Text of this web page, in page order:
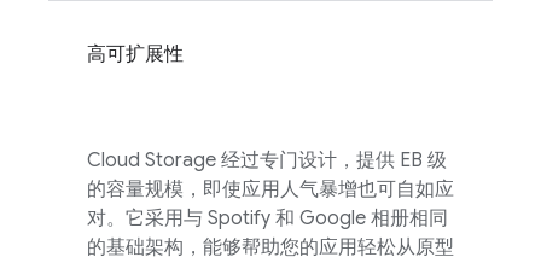
高可扩展性
Cloud Storage 经过专门设计，提供 EB 级
的容量规模，即使应用人气暴增也可自如应
对。它采用与 Spotify 和 Google 相册相同
的基础架构，能够帮助您的应用轻松从原型